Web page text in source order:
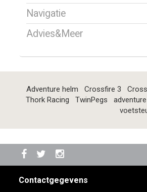
Navigatie
Advies&Meer
Adventure helm Crossfire 3
Thork Racing
TwinPegs
Contactgegevens